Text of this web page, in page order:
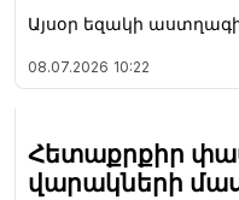
Այսօր եզակի
08.07.2026 10:22
Հետաքրքիր
վարակների